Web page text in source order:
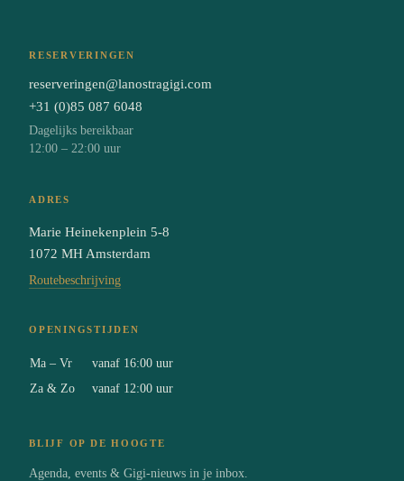
RESERVERINGEN
reserveringen@lanostragigi.com
+31 (0)85 087 6048
Dagelijks bereikbaar
12:00 – 22:00 uur
ADRES
Marie Heinekenplein 5-8
1072 MH Amsterdam
Routebeschrijving
OPENINGSTIJDEN
Ma – Vr
vanaf 16:00 uur
Za & Zo
vanaf 12:00 uur
BLIJF OP DE HOOGTE
Agenda, events & Gigi-nieuws in je inbox.